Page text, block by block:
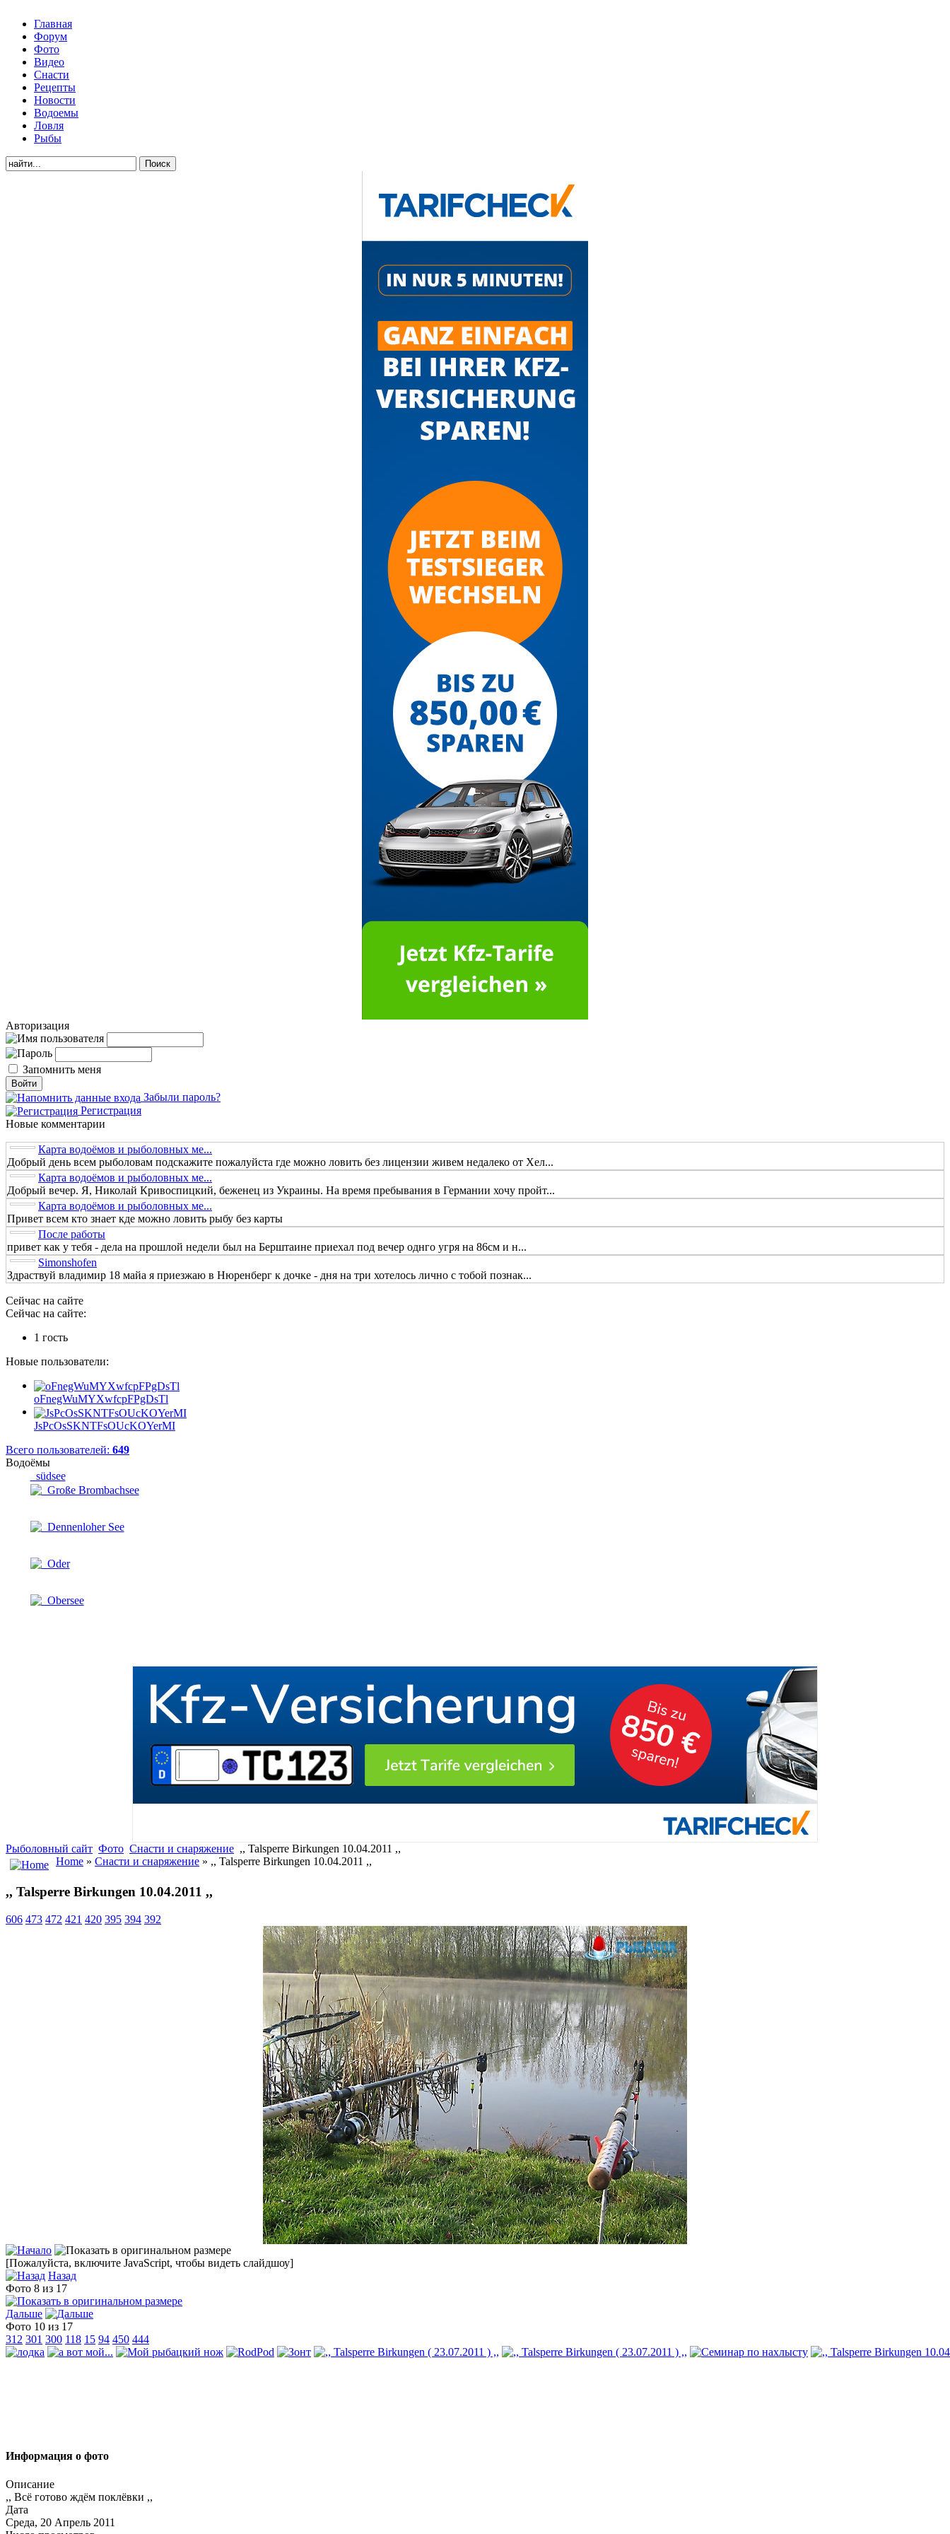
Главная
Форум
Фото
Видео
Снасти
Рецепты
Новости
Водоемы
Ловля
Рыбы
Авторизация
Запомнить меня
Забыли пароль?
Регистрация
Новые комментарии
Карта водоёмов и рыболовных ме...
Добрый день всем рыболовам подскажите пожалуйста где можно ловить без лицензии живем недалеко от Хел...
Карта водоёмов и рыболовных ме...
Добрый вечер. Я, Николай Кривоспицкий, беженец из Украины. На время пребывания в Германии хочу пройт...
Карта водоёмов и рыболовных ме...
Привет всем кто знает кде можно ловить рыбу без карты
После работы
привет как у тебя - дела на прошлой недели был на Берштаине приехал под вечер однго угря на 86см и н...
Simonshofen
Здраствуй владимир 18 майа я приезжаю в Нюренберг к дочке - дня на три хотелось лично с тобой познак...
Сейчас на сайте
Сейчас на сайте:
1 гость
Новые пользователи:
oFnegWuMYXwfcpFPgDsTl
JsPcOsSKNTFsOUcKOYerMI
Всего пользователей: 649
Водоёмы
südsee
Große Brombachsee
Dennenloher See
Oder
Obersee
Рыболовный сайт Фото Снасти и снаряжение ,, Talsperre Birkungen 10.04.2011 ,,
Home » Снасти и снаряжение » ,, Talsperre Birkungen 10.04.2011 ,,
,, Talsperre Birkungen 10.04.2011 ,,
606 473 472 421 420 395 394 392
[Пожалуйста, включите JavaScript, чтобы видеть слайдшоу]
Назад
Фото 8 из 17
Дальше
Фото 10 из 17
312 301 300 118 15 94 450 444
Информация о фото
Описание
,, Всё готово ждём поклёвки ,,
Дата
Среда, 20 Апрель 2011